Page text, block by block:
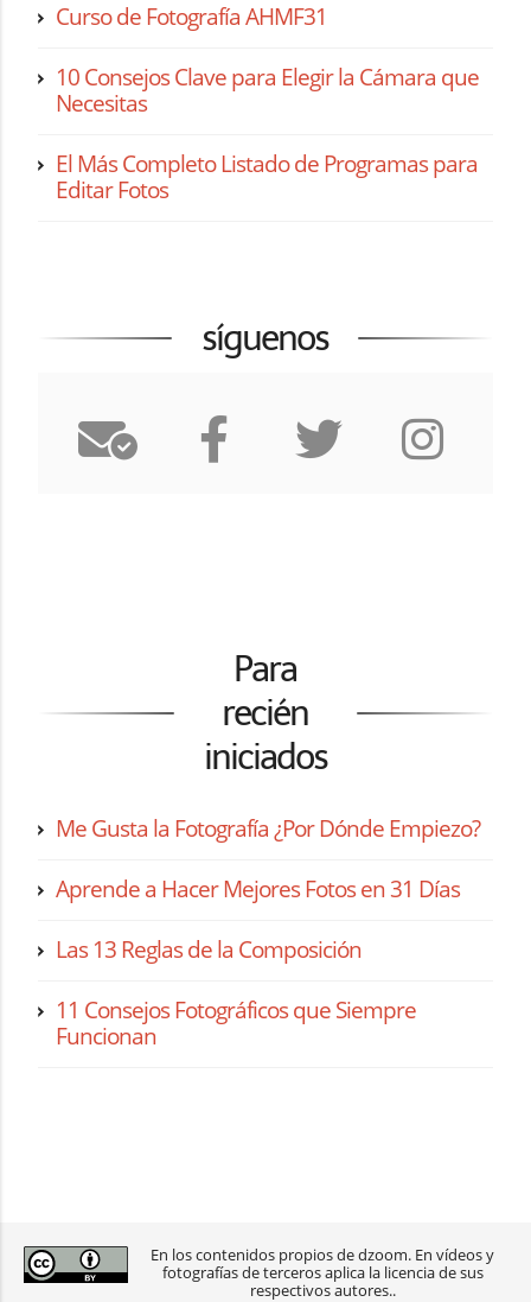
Curso de Fotografía AHMF31
10 Consejos Clave para Elegir la Cámara que
Necesitas
El Más Completo Listado de Programas para
Editar Fotos
síguenos
Para
recién
iniciados
Me Gusta la Fotografía ¿Por Dónde Empiezo?
Aprende a Hacer Mejores Fotos en 31 Días
Las 13 Reglas de la Composición
11 Consejos Fotográficos que Siempre
Funcionan
En los contenidos propios de dzoom. En vídeos y
fotografías de terceros aplica la licencia de sus
respectivos autores..